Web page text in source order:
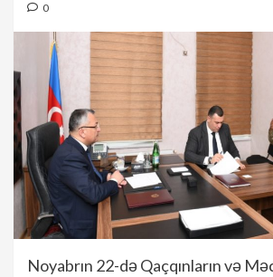
0
Noyabrın 22-də Qaçqınların və